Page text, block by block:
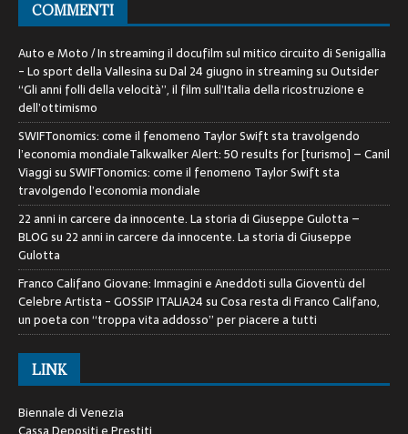
COMMENTI
Auto e Moto / In streaming il docufilm sul mitico circuito di Senigallia
- Lo sport della VallesinasuDal 24 giugno in streaming su Outsider
“Gli anni folli della velocità”, il film sull’Italia della ricostruzione e
dell’ottimismo
SWIFTonomics: come il fenomeno Taylor Swift sta travolgendo
l’economia mondialeTalkwalker Alert: 50 results for [turismo] – Canil
ViaggisuSWIFTonomics: come il fenomeno Taylor Swift sta
travolgendo l’economia mondiale
22 anni in carcere da innocente. La storia di Giuseppe Gulotta –
BLOGsu 22 anni in carcere da innocente. La storia di Giuseppe
Gulotta
Franco Califano Giovane: Immagini e Aneddoti sulla Gioventù del
Celebre Artista - GOSSIP ITALIA24suCosa resta di Franco Califano,
un poeta con “troppa vita addosso” per piacere a tutti
LINK
Biennale di Venezia